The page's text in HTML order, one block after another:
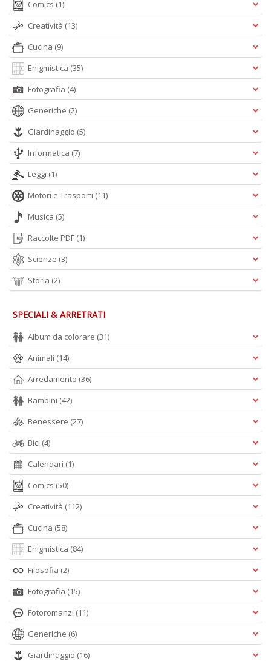
Comics (1)
Creatività (13)
Cucina (9)
Enigmistica (35)
Fotografia (4)
Generiche (2)
Giardinaggio (5)
Informatica (7)
Leggi (1)
Motori e Trasporti (11)
Musica (5)
Raccolte PDF (1)
Scienze (3)
Storia (2)
SPECIALI & ARRETRATI
Album da colorare (31)
Animali (14)
Arredamento (36)
Bambini (42)
Benessere (27)
Bici (4)
Calendari (1)
Comics (50)
Creatività (112)
Cucina (58)
Enigmistica (84)
Filosofia (2)
Fotografia (15)
Fotoromanzi (11)
Generiche (6)
Giardinaggio (16)